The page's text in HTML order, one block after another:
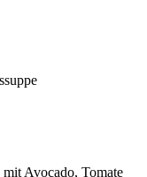
Avocado, Tomate